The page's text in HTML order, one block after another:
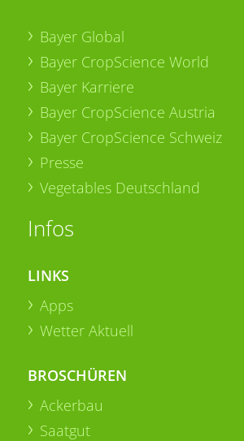
Bayer Global
Bayer CropScience World
Bayer Karriere
Bayer CropScience Austria
Bayer CropScience Schweiz
Presse
Vegetables Deutschland
Infos
LINKS
Apps
Wetter Aktuell
BROSCHÜREN
Ackerbau
Saatgut